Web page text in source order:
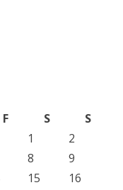
F S
S
1
2
8
9
15
16